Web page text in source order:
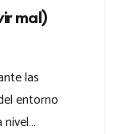
mal)
las
entorno